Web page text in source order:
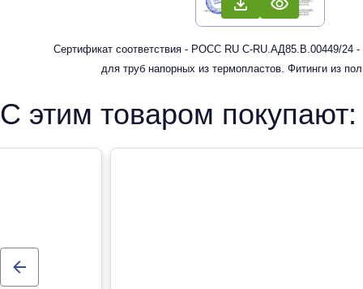
Сертификат соответствия - РОСС RU С-RU.АД85.В.00449/24
для труб напорных из термопластов. Фитинги из
отопления
С этим товаром покупают: